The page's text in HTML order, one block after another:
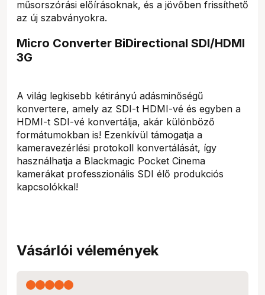
műsorszórási előírásoknak, és a jövőben frissíthető
az új szabványokra.
Micro Converter BiDirectional SDI/HDMI
3G
A világ legkisebb kétirányú adásminőségű
konvertere, amely az SDI-t HDMI-vé és egyben a
HDMI-t SDI-vé konvertálja, akár különböző
formátumokban is! Ezenkívül támogatja a
kameravezérlési protokoll konvertálását, így
használhatja a Blackmagic Pocket Cinema
kamerákat professzionális SDI élő produkciós
kapcsolókkal!
Vásárlói vélemények